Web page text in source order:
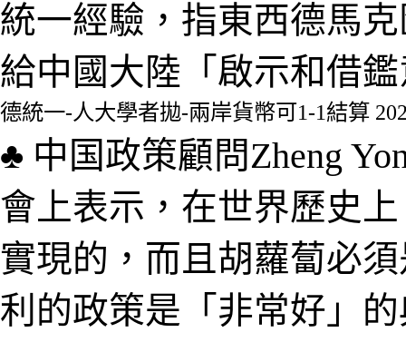
統一經驗，指東西德馬
給中國大陸「啟示和借
德統一-人大學者拋-兩岸貨幣可1-1結算
♣ 中国政策顧問Zheng
會上表示， 在世界歷史
實現的，而且胡蘿蔔必
利的政策是「非常好」